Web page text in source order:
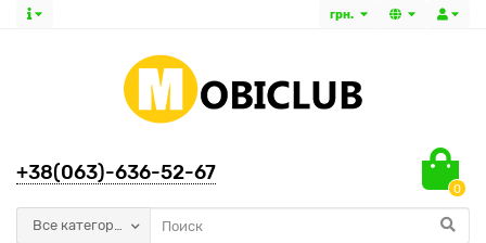
грн.
+38(063)-636-52-67
0
Все категории